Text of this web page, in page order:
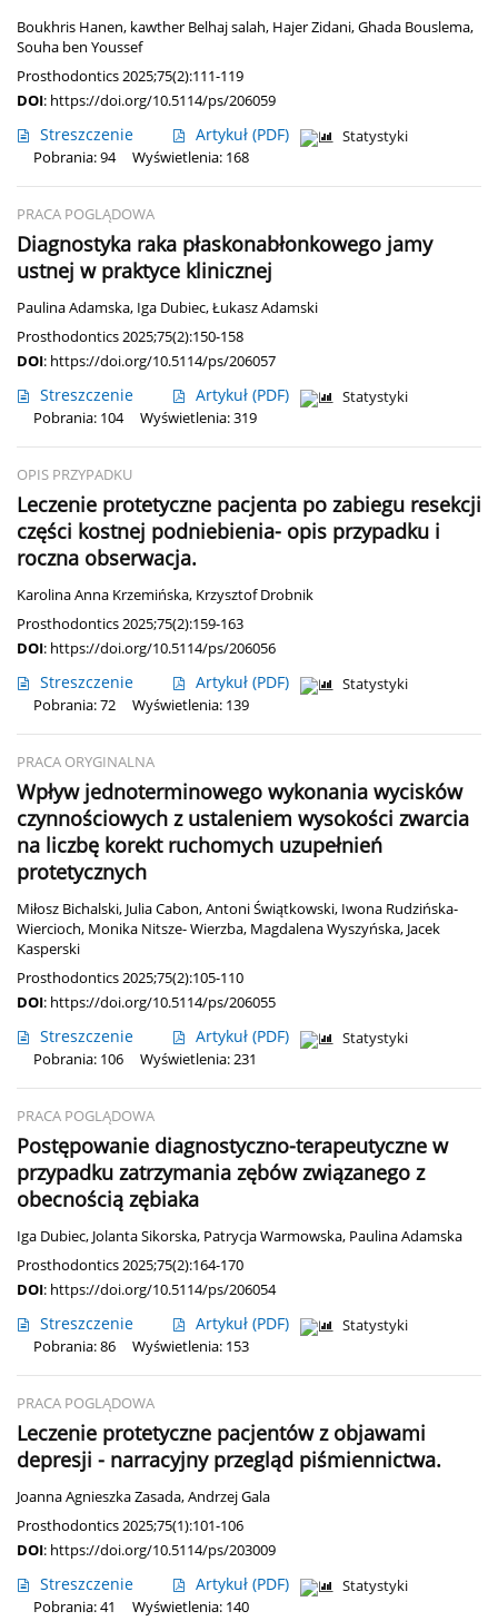
Boukhris Hanen, kawther Belhaj salah, Hajer Zidani,Ghada Bouslema,
Souha ben Youssef
Prosthodontics 2025;75(2):111-119
DOI: https://doi.org/10.5114/ps/206059
Streszczenie Artykuł (PDF)
Statystyki
Pobrania: 94
Wyświetlenia: 168
PRACA POGLĄDOWA
Diagnostyka raka płaskonabłonkowego jamy
ustnej w praktyce klinicznej
Paulina Adamska, Iga Dubiec,Łukasz Adamski
Prosthodontics 2025;75(2):150-158
DOI: https://doi.org/10.5114/ps/206057
Streszczenie Artykuł (PDF)
Statystyki
Pobrania: 104
Wyświetlenia: 319
OPIS PRZYPADKU
Leczenie protetyczne pacjenta po zabiegu resekcji
części kostnej podniebienia- opis przypadku i
roczna obserwacja.
Karolina Anna Krzemińska, Krzysztof Drobnik
Prosthodontics 2025;75(2):159-163
DOI: https://doi.org/10.5114/ps/206056
Streszczenie Artykuł (PDF)
Statystyki
Pobrania: 72
Wyświetlenia: 139
PRACA ORYGINALNA
Wpływ jednoterminowego wykonania wycisków
czynnościowych z ustaleniem wysokości zwarcia
na liczbę korekt ruchomych uzupełnień
protetycznych
Miłosz Bichalski, Julia Cabon,Antoni Świątkowski, Iwona Rudzińska-
Wiercioch, Monika Nitsze- Wierzba, Magdalena Wyszyńska, Jacek
Kasperski
Prosthodontics 2025;75(2):105-110
DOI: https://doi.org/10.5114/ps/206055
Streszczenie Artykuł (PDF)
Statystyki
Pobrania: 106
Wyświetlenia: 231
PRACA POGLĄDOWA
Postępowanie diagnostyczno-terapeutyczne w
przypadku zatrzymania zębów związanego z
obecnością zębiaka
Iga Dubiec, Jolanta Sikorska, Patrycja Warmowska, Paulina Adamska
Prosthodontics 2025;75(2):164-170
DOI: https://doi.org/10.5114/ps/206054
Streszczenie Artykuł (PDF)
Statystyki
Pobrania: 86
Wyświetlenia: 153
PRACA POGLĄDOWA
Leczenie protetyczne pacjentów z objawami
depresji - narracyjny przegląd piśmiennictwa.
Joanna Agnieszka Zasada,Andrzej Gala
Prosthodontics 2025;75(1):101-106
DOI: https://doi.org/10.5114/ps/203009
Streszczenie Artykuł (PDF)
Statystyki
Pobrania: 41
Wyświetlenia: 140